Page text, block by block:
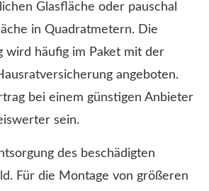
Glasfläche oder pauschal
in Quadratmetern. Die
wird häufig im Paket mit der
angeboten.
bei einem günstigen Anbieter
sein.
des beschädigten
Für die Montage von größeren